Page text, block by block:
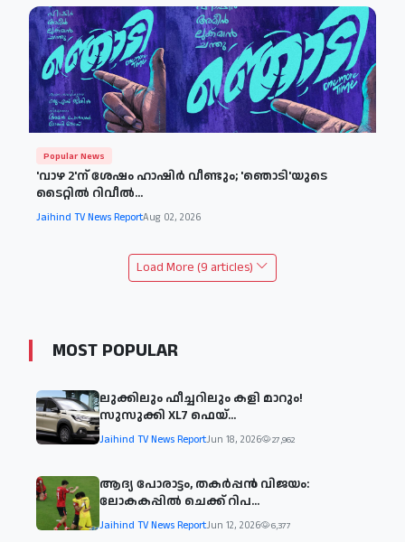
Popular News
'വാഴ 2'ന് ശേഷം ഹാഷിർ വീണ്ടും; 'ഞൊടി'യുടെ
ടൈറ്റിൽ റിവീൽ...
Jaihind TV News ReportAug 02, 2026
Load More (9 articles)
MOST POPULAR
ലുക്കിലും ഫീച്ചറിലും കളി മാറും!
സുസുക്കി XL7 ഫെയ്‌...
Jaihind TV News ReportJun 18, 2026 27,962
ആദ്യ പോരാട്ടം, തകർപ്പൻ വിജയം:
ലോകകപ്പിൽ ചെക്ക് റിപ...
Jaihind TV News ReportJun 12, 2026 6,377